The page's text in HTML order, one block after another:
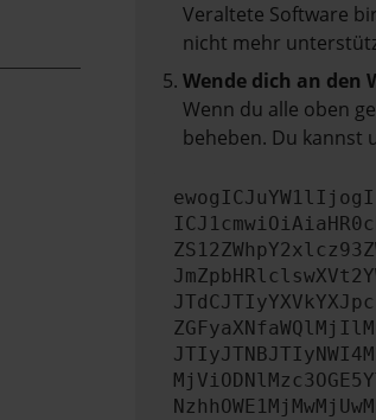
Veraltete Software
nicht mehr
Wende dich an den
Wenn du alle oben
beheben. Du kannst